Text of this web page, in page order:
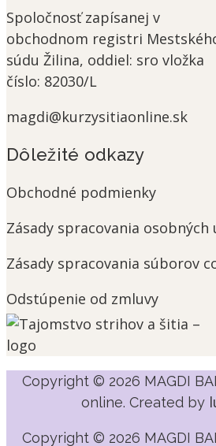
Spoločnosťzapísanej v
obchodnom registri
súdu Žilina, oddiel: sro vložka
číslo: 82030/L
magdi@kurzysitiaonline.sk
Dôležité odkazy
Obchodné podmienky
Zásady spracovania osobných
Zásady spracovania súborov
Odstúpenie od zmluvy
Copyright © 2026 MAGDI
online. Created by
Copyright © 2026 MAGDI